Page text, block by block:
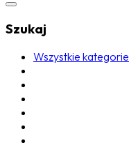
Szukaj
Wszystkie kategorie